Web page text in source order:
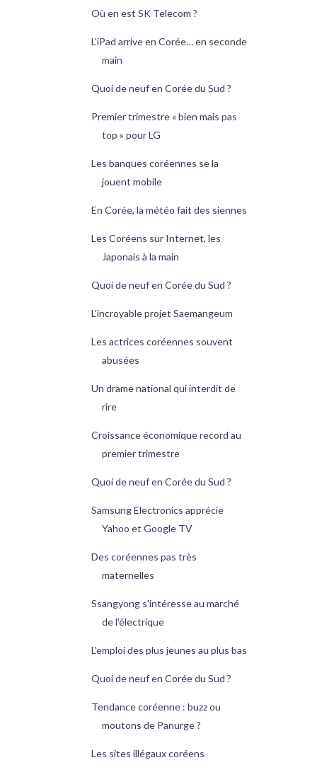
Où en est SK Telecom ?
L'iPad arrive en Corée… en seconde
main
Quoi de neuf en Corée du Sud ?
Premier trimestre « bien mais pas
top » pour LG
Les banques coréennes se la
jouent mobile
En Corée, la météo fait des siennes
Les Coréens sur Internet, les
Japonais à la main
Quoi de neuf en Corée du Sud ?
L'incroyable projet Saemangeum
Les actrices coréennes souvent
abusées
Un drame national qui interdit de
rire
Croissance économique record au
premier trimestre
Quoi de neuf en Corée du Sud ?
Samsung Electronics apprécie
Yahoo et Google TV
Des coréennes pas très
maternelles
Ssangyong s'intéresse au marché
de l'électrique
L'emploi des plus jeunes au plus bas
Quoi de neuf en Corée du Sud ?
Tendance coréenne : buzz ou
moutons de Panurge ?
Les sites illégaux coréens